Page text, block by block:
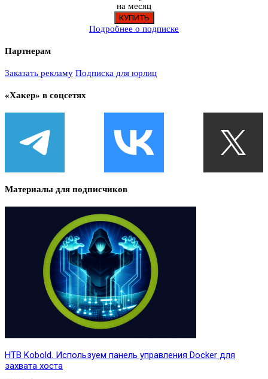
на месяц
Подробнее о подписке
Партнерам
Заказать рекламу Подписка для юрлиц
«Хакер» в соцсетях
Материалы для подписчиков
HTB Kobold. Используем панель управления Docker для
захвата хоста